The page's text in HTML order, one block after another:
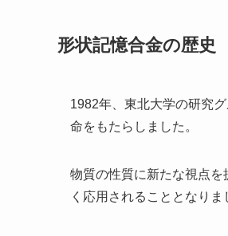
形状記憶合金の歴史
1982年、東北大学の研究
命をもたらしました。
物質の性質に新たな視点
く応用されることとなりま